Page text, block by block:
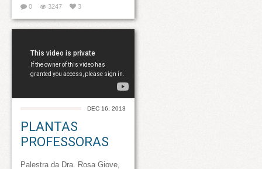
0 3247 3
DEC 16, 2013
PLANTAS
PROFESSORAS
Palestra da Dra. Rosa Giove,